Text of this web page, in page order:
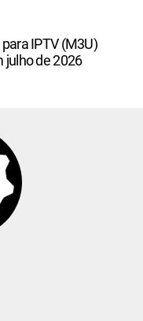
IPTV (M3U)
julho de 2026